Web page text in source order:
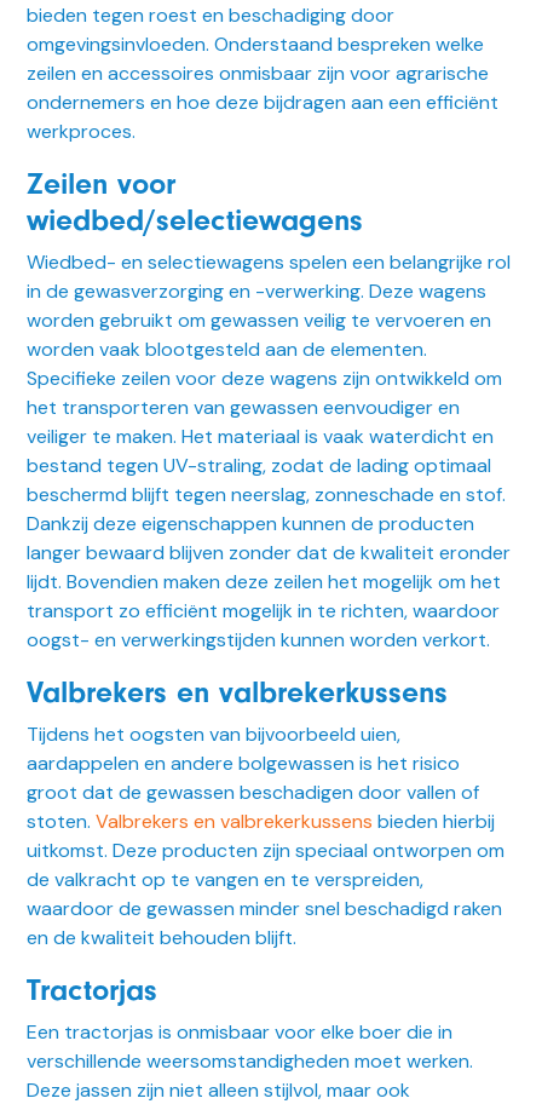
bieden tegen roest en beschadiging door
omgevingsinvloeden. Onderstaand bespreken welke
zeilen en accessoires onmisbaar zijn voor agrarische
ondernemers en hoe deze bijdragen aan een efficiënt
werkproces.
Zeilen voor
wiedbed/selectiewagens
Wiedbed- en selectiewagens spelen een belangrijke rol
in de gewasverzorging en -verwerking. Deze wagens
worden gebruikt om gewassen veilig te vervoeren en
worden vaak blootgesteld aan de elementen.
Specifieke zeilen voor deze wagens zijn ontwikkeld om
het transporteren van gewassen eenvoudiger en
veiliger te maken. Het materiaal is vaak waterdicht en
bestand tegen UV-straling, zodat de lading optimaal
beschermd blijft tegen neerslag, zonneschade en stof.
Dankzij deze eigenschappen kunnen de producten
langer bewaard blijven zonder dat de kwaliteit eronder
lijdt. Bovendien maken deze zeilen het mogelijk om het
transport zo efficiënt mogelijk in te richten, waardoor
oogst- en verwerkingstijden kunnen worden verkort.
Valbrekers en valbrekerkussens
Tijdens het oogsten van bijvoorbeeld uien,
aardappelen en andere bolgewassen is het risico
groot dat de gewassen beschadigen door vallen of
stoten.Valbrekers en valbrekerkussens bieden hierbij
uitkomst. Deze producten zijn speciaal ontworpen om
de valkracht op te vangen en te verspreiden,
waardoor de gewassen minder snel beschadigd raken
en de kwaliteit behouden blijft.
Tractorjas
Een tractorjas is onmisbaar voor elke boer die in
verschillende weersomstandigheden moet werken.
Deze jassen zijn niet alleen stijlvol, maar ook